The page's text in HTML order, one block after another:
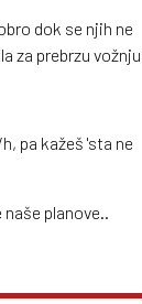
dok se njih ne
za prebrzu vožnju
pa kažeš 'sta ne
naše planove..